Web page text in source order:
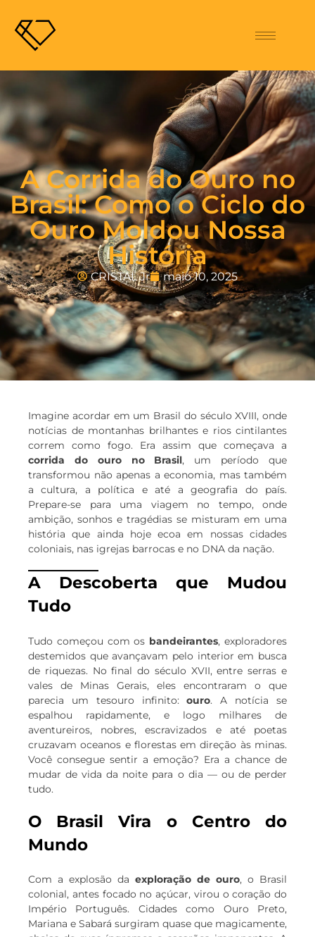
A Corrida do Ouro no
Brasil: Como o Ciclo do
Ouro Moldou Nossa
História
CRISTAL Jr maio 10, 2025
Imagine acordar em um Brasil do século XVIII, onde
notícias de montanhas brilhantes e rios cintilantes
correm como fogo. Era assim que começava a
corrida do ouro no Brasil, um período que
transformou não apenas a economia, mas também
a cultura, a política e até a geografia do país.
Prepare-se para uma viagem no tempo, onde
ambição, sonhos e tragédias se misturam em uma
história que ainda hoje ecoa em nossas cidades
coloniais, nas igrejas barrocas e no DNA da nação.
A Descoberta que Mudou
Tudo
Tudo começou com os bandeirantes, exploradores
destemidos que avançavam pelo interior em busca
de riquezas. No final do século XVII, entre serras e
vales de Minas Gerais, eles encontraram o que
parecia um tesouro infinito:ouro. A notícia se
espalhou rapidamente, e logo milhares de
aventureiros, nobres, escravizados e até poetas
cruzavam oceanos e florestas em direção às minas.
Você consegue sentir a emoção? Era a chance de
mudar de vida da noite para o dia — ou de perder
tudo.
O Brasil Vira o Centro do
Mundo
Com a explosão da exploração de ouro, o Brasil
colonial, antes focado no açúcar, virou o coração do
Império Português. Cidades como Ouro Preto,
Mariana e Sabará surgiram quase que magicamente,